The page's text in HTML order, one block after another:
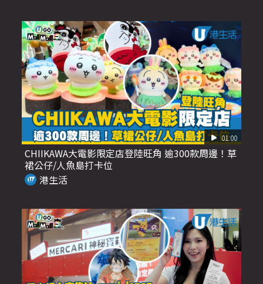
01:00
CHIIKAWA大電影限定店登陸旺角 逾300款周邊！草
裙公仔/人魚島打卡位
港生活